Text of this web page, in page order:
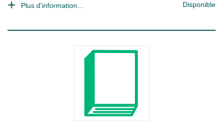
Plus d'information... Disponible